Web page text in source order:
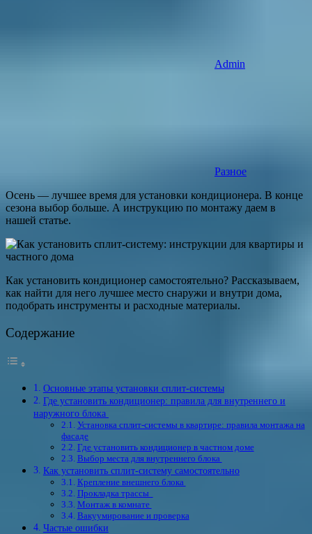
Admin
Разное
Осень — лучшее время для установки кондиционера. В конце
сезона выбор больше. А инструкцию по монтажу даем в
нашей статье.
Как установить кондиционер самостоятельно? Рассказываем,
как найти для него лучшее место снаружи и внутри дома,
подобрать инструменты и расходные материалы.
Содержание
Основные этапы установки сплит-системы
Где установить кондиционер: правила для внутреннего и
наружного блока
Установка сплит-системы в квартире: правила монтажа на
фасаде
Где установить кондиционер в частном доме
Выбор места для внутреннего блока
Как установить сплит-систему самостоятельно
Крепление внешнего блока
Прокладка трассы
Монтаж в комнате
Вакуумирование и проверка
Частые ошибки